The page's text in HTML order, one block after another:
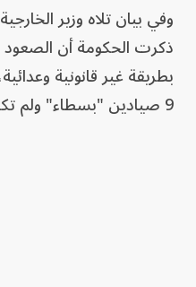
وفي بيان تلاه وزير
ذكرت الحكومة أن
بطريقة غير قانونية
9 صيادين "بسطاء" ولم تكن تشكل أي "تهديد".